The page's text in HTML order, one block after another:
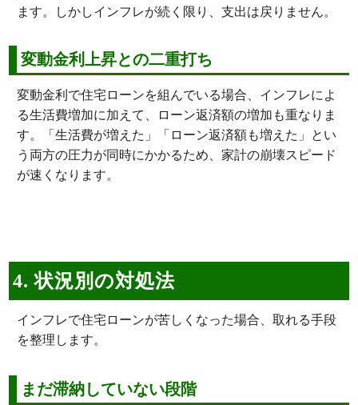
ます。しかしインフレが続く限り、支出は戻りません。
変動金利上昇との二重打ち
変動金利で住宅ローンを組んでいる場合、インフレによ
る生活費増加に加えて、ローン返済額の増加も重なりま
す。「生活費が増えた」「ローン返済額も増えた」とい
う両方の圧力が同時にかかるため、家計の崩壊スピード
が速くなります。
4. 状況別の対処法
インフレで住宅ローンが苦しくなった場合、取れる手段
を整理します。
まだ滞納していない段階